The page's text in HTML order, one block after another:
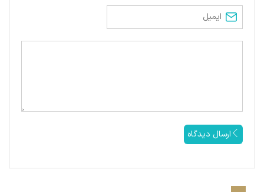
ارسال دیدگاه